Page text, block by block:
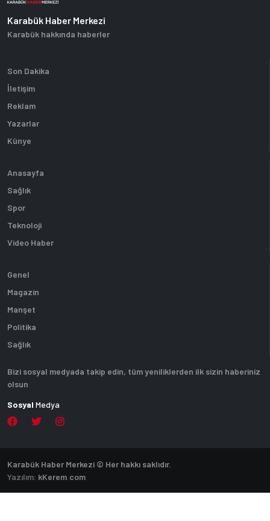
Karabük Haber Merkezi
Karabük hakkında haberler
Son Dakika
İletişim
Reklam
Yazarlar
Künye
Anasayfa
Sağlık
Spor
Teknoloji
Video Haber
Genel
Magazin
Manşet
Politika
Sağlık
Bizi sosyal medyada takip edin, tüm yeniliklerden ilk sizin haberiniz
olsun
Sosyal Medya
Karabük Haber Merkezi © Her hakkı saklıdır.
Yazılım: kKerem.com